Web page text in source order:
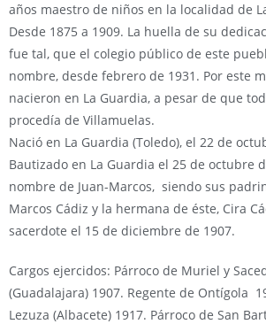
años maestro de niños en la localidad de
Desde 1875 a 1909. La huella de su
fue tal, que el colegio público de este
nombre, desde febrero de 1931. Por este
nacieron en La Guardia, a pesar de que
procedía de Villamuelas.
Nació en La Guardia (Toledo), el 22 de
Bautizado en La Guardia el 25 de octubre
nombre de Juan-Marcos, siendo sus
Marcos Cádiz y la hermana de éste, Cira
sacerdote el 15 de diciembre de 1907.
Cargos ejercidos: Párroco de Muriel y
(Guadalajara) 1907. Regente de Ontígola
Lezuza (Albacete) 1917. Párroco de San